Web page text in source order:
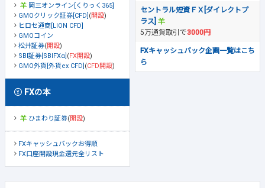
岡三オンライン[くりっく365]
GMOクリック証券[CFD] (開設)
ヒロセ通商[LION CFD]
GMOコイン
松井証券(開設)
SBI証券[SBIFXα] (FX開設)
GMO外貨[外貨ex CFD] (CFD開設)
FXの本
ひまわり証券(開設)
FXキャッシュバックお得順
FX口座開設現金還元全リスト
セントラル短資ＦＸ[ダイレクトプ
ラス]
5万通貨取引で3000円
FXキャッシュバック企画一覧はこち
ら